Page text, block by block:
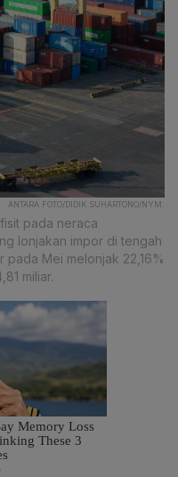
ANTARA FOTO/DIDIK SUHARTONO/NYM.
pada neraca
lonjakan impor di tengah
pada Mei melonjak 22,16%
miliar.